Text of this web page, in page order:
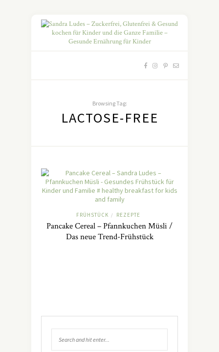
Browsing Tag:
LACTOSE-FREE
FRÜHSTÜCK / REZEPTE
Pancake Cereal – Pfannkuchen Müsli /
Das neue Trend-Frühstück